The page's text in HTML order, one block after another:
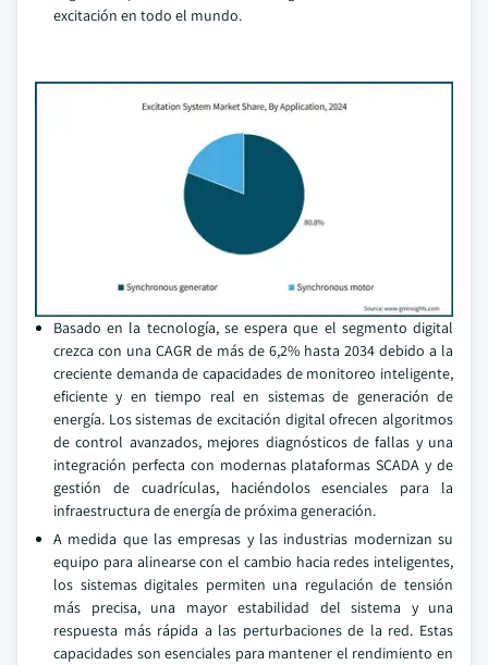
excitación en todo el mundo.
Basado en la tecnología, se espera que el segmento digital
crezca con una CAGR de más de 6,2% hasta 2034 debido a la
creciente demanda de capacidades de monitoreo inteligente,
eficiente y en tiempo real en sistemas de generación de
energía. Los sistemas de excitación digital ofrecen algoritmos
de control avanzados, mejores diagnósticos de fallas y una
integración perfecta con modernas plataformas SCADA y de
gestión de cuadrículas, haciéndolos esenciales para la
infraestructura de energía de próxima generación.
A medida que las empresas y las industrias modernizan su
equipo para alinearse con el cambio hacia redes inteligentes,
los sistemas digitales permiten una regulación de tensión
más precisa, una mayor estabilidad del sistema y una
respuesta más rápida a las perturbaciones de la red. Estas
capacidades son esenciales para mantener el rendimiento en